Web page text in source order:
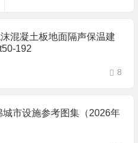
混凝土板地面隔声保温建
192
8
城市设施参考图集（2026年